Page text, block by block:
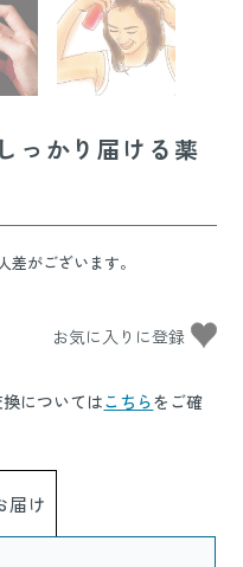
っかり届ける薬
差がございます。
についてはこちらをご確
届け